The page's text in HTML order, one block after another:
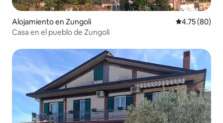
Alojamiento en Zungoli Calificación
4.75 (80)
Casa en el pueblo de Zungoli